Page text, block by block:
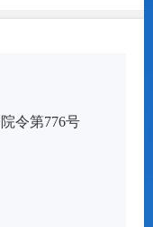
令第776号